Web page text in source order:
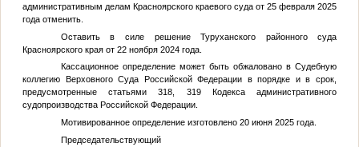
административным делам Красноярского краевого суда от 25 февраля 2025
года отменить.
Оставить в силе решение Туруханского районного суда
Красноярского края от 22 ноября 2024 года.
Кассационное определение может быть обжаловано в Судебную
коллегию Верховного Суда Российской Федерации в порядке и в срок,
предусмотренные статьями 318, 319 Кодекса административного
судопроизводства Российской Федерации.
Мотивированное определение изготовлено 20 июня 2025 года.
Председательствующий